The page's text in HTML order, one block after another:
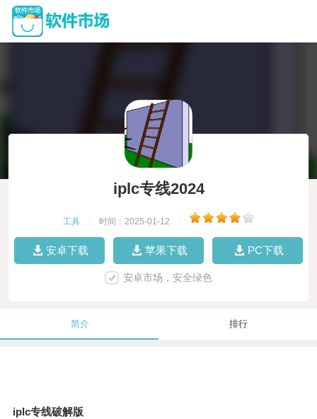
iplc专线2024
工具 时间：2025-01-12
安卓下载 苹果下载 PC下载
安卓市场，安全绿色
简介 排行
iplc专线破解版